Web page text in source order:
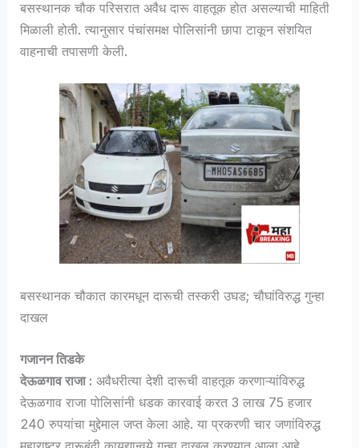
बसस्थानक चौक परिसरात अवैध दारू वाहतूक होत असल्याची माहिती
मिळाली होती. त्यानुसार पंचांसमक्ष पोलिसांनी छापा टाकून संशयित
वाहनाची तपासणी केली.
बसस्थानक चौकात कारमधून दारूची तस्करी उघड; चौघांविरुद्ध गुन्हा
दाखल
गजानन तिडके
देऊळगाव राजा : अवैधरीत्या देशी दारूची वाहतूक करणाऱ्यांविरुद्ध
देऊळगाव राजा पोलिसांनी धडक कारवाई करत 3 लाख 75 हजार
240 रुपयांचा मुद्देमाल जप्त केला आहे. या प्रकरणी चार जणांविरुद्ध